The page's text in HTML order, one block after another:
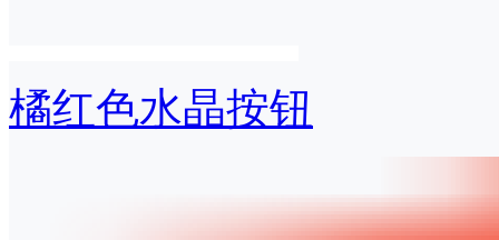
橘红色水晶按钮